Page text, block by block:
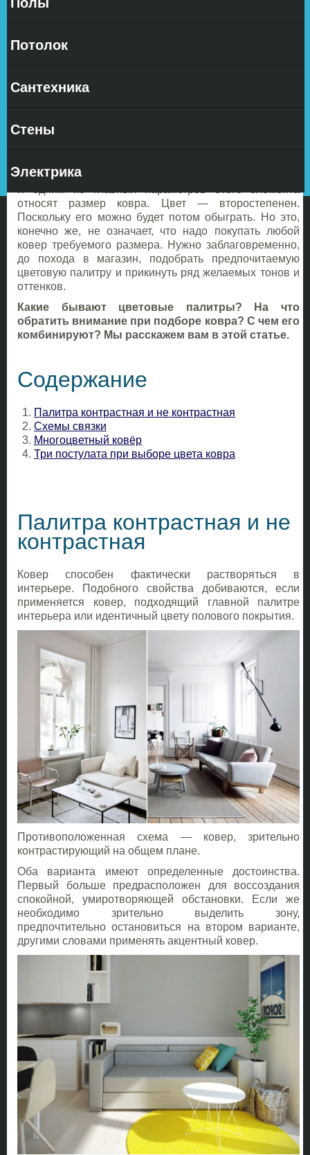
Потолок
Сантехника
Стены
Электрика
Подобный предмет позволяет решать и иные задачи,
разбавление скучной одноцветности и пр.
относят размер ковра. Цвет — второстепенен.
Поскольку его можно будет потом обыграть. Но это,
конечно же, не означает, что надо покупать любой
ковер требуемого размера. Нужно заблаговременно,
до похода в магазин, подобрать предпочитаемую
цветовую палитру и прикинуть ряд желаемых тонов и
оттенков.
Какие бывают цветовые палитры? На что
обратить внимание при подборе ковра? С чем его
комбинируют? Мы расскажем вам в этой статье.
Содержание
Палитра контрастная и не контрастная
Схемы связки
Многоцветный ковёр
Три постулата при выборе цвета ковра
Палитра контрастная и не
контрастная
Ковер способен фактически растворяться в
интерьере. Подобного свойства добиваются, если
применяется ковер, подходящий главной палитре
интерьера или идентичный цвету полового покрытия.
Противоположенная схема — ковер, зрительно
контрастирующий на общем плане.
Оба варианта имеют определенные достоинства.
Первый больше предрасположен для воссоздания
спокойной, умиротворяющей обстановки. Если же
необходимо зрительно выделить зону,
предпочтительно остановиться на втором варианте,
другими словами применять акцентный ковер.